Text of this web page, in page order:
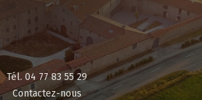
Tél. 04 77 83 55 29
Contactez-nous